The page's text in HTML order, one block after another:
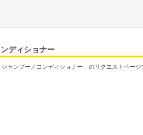
ディショナー
ャンプー／コンディショナー」のリクエストページ